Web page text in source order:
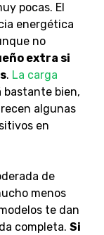
pocas. El
energética
no
extra si
. La carga
bastante bien,
algunas
en
de
menos
te dan
completa. Si